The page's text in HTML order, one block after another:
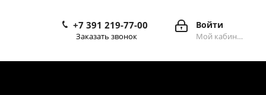
Войти
Мой кабинет
+7 391 219-77-00
Заказать звонок